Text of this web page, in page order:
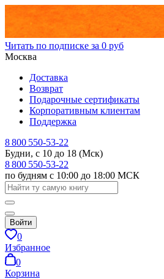
Читать по подписке за 0 руб
Москва
Доставка
Возврат
Подарочные сертификаты
Корпоративным клиентам
Поддержка
8 800 550-53-22
Будни, с 10 до 18 (Мск)
8 800 550-53-22
по будням с 10:00 до 18:00 МСК
Войти
0
Избранное
0
Корзина